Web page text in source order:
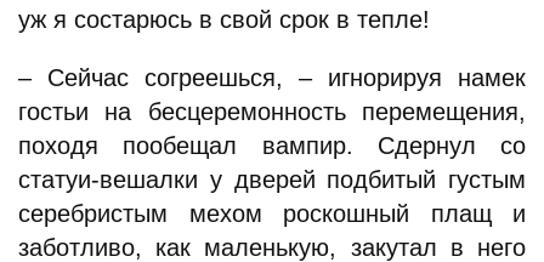
уж я состарюсь в свой срок в тепле!
– Сейчас согреешься, – игнорируя намек
гостьи на бесцеремонность перемещения,
походя пообещал вампир. Сдернул со
статуи-вешалки у дверей подбитый густым
серебристым мехом роскошный плащ и
заботливо, как маленькую, закутал в него